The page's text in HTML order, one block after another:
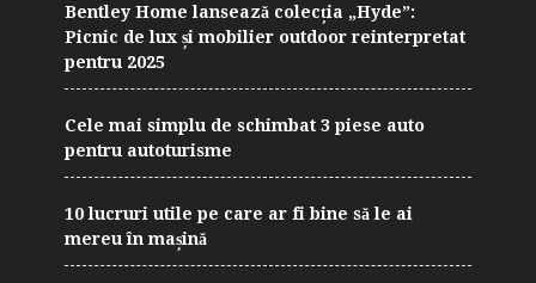
Bentley Home lansează colecția „Hyde”:
Picnic de lux și mobilier outdoor reinterpretat
pentru 2025
Cele mai simplu de schimbat 3 piese auto
pentru autoturisme
10 lucruri utile pe care ar fi bine să le ai
mereu în mașină